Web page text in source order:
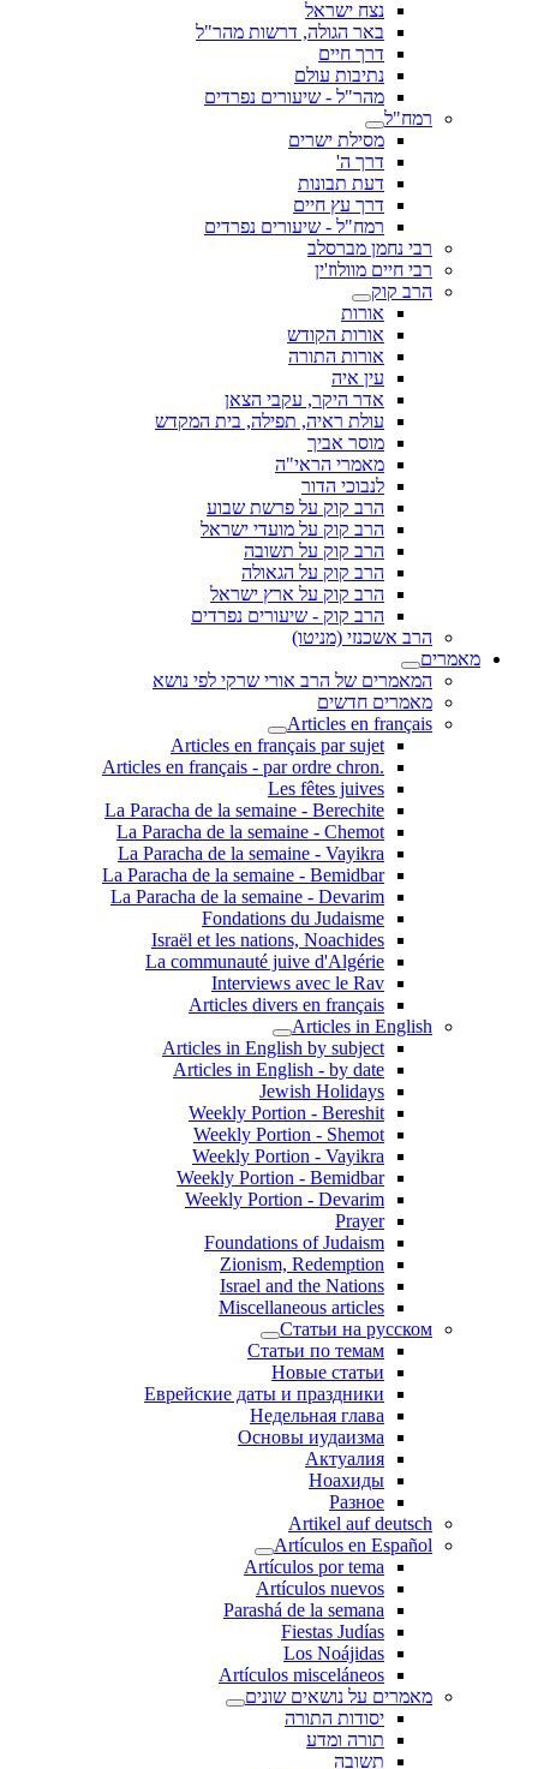
נצח ישראל
באר הגולה, דרשות מהר"ל
דרך חיים
נתיבות עולם
מהר"ל - שיעורים נפרדים
רמח"ל
מסילת ישרים
דרך ה'
דעת תבונות
דרך עץ חיים
רמח"ל - שיעורים נפרדים
רבי נחמן מברסלב
רבי חיים מוולוז'ין
הרב קוק
אורות
אורות הקודש
אורות התורה
עין איה
אדר היקר, עקבי הצאן
עולת ראיה, תפילה, בית המקדש
מוסר אביך
מאמרי הראי"ה
לנבוכי הדור
הרב קוק על פרשת שבוע
הרב קוק על מועדי ישראל
הרב קוק על תשובה
הרב קוק על הגאולה
הרב קוק על ארץ ישראל
הרב קוק - שיעורים נפרדים
הרב אשכנזי (מניטו)
מאמרים
המאמרים של הרב אורי שרקי לפי נושא
מאמרים חדשים
Articles en français
Articles en français par sujet
.Articles en français - par ordre chron
Les fêtes juives
La Paracha de la semaine - Berechite
La Paracha de la semaine - Chemot
La Paracha de la semaine - Vayikra
La Paracha de la semaine - Bemidbar
La Paracha de la semaine - Devarim
Fondations du Judaisme
Israël et les nations, Noachides
La communauté juive d'Algérie
Interviews avec le Rav
Articles divers en français
Articles in English
Articles in English by subject
Articles in English - by date
Jewish Holidays
Weekly Portion - Bereshit
Weekly Portion - Shemot
Weekly Portion - Vayikra
Weekly Portion - Bemidbar
Weekly Portion - Devarim
Prayer
Foundations of Judaism
Zionism, Redemption
Israel and the Nations
Miscellaneous articles
Статьи на русском
Статьи по темам
Новые статьи
Еврейские даты и праздники
Недельная глава
Основы иудаизма
Актуалия
Ноахиды
Разное
Artikel auf deutsch
Artículos en Español
Artículos por tema
Artículos nuevos
Parashá de la semana
Fiestas Judías
Los Noájidas
Artículos misceláneos
מאמרים על נושאים שונים
יסודות התורה
תורה ומדע
תשובה